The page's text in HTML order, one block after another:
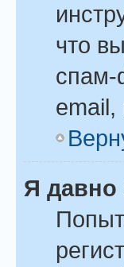
что
спам-
email,
Я давно